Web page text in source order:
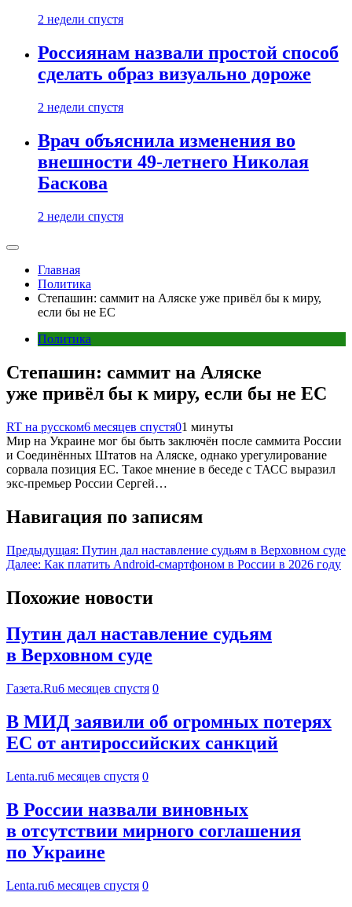
2 недели спустя
Россиянам назвали простой способ
сделать образ визуально дороже
2 недели спустя
Врач объяснила изменения во
внешности 49-летнего Николая
Баскова
2 недели спустя
Главная
Политика
Степашин: саммит на Аляске уже привёл бы к миру,
если бы не ЕС
Политика
Степашин: саммит на Аляске
уже привёл бы к миру, если бы не ЕС
RT на русском6 месяцев спустя01 минуты
Мир на Украине мог бы быть заключён после саммита России
и Соединённых Штатов на Аляске, однако урегулирование
сорвала позиция ЕС. Такое мнение в беседе с ТАСС выразил
экс-премьер России Сергей…
Навигация по записям
Предыдущая: Путин дал наставление судьям в Верховном суде
Далее: Как платить Android-смартфоном в России в 2026 году
Похожие новости
Путин дал наставление судьям
в Верховном суде
Газета.Ru6 месяцев спустя 0
В МИД заявили об огромных потерях
ЕС от антироссийских санкций
Lenta.ru6 месяцев спустя 0
В России назвали виновных
в отсутствии мирного соглашения
по Украине
Lenta.ru6 месяцев спустя 0